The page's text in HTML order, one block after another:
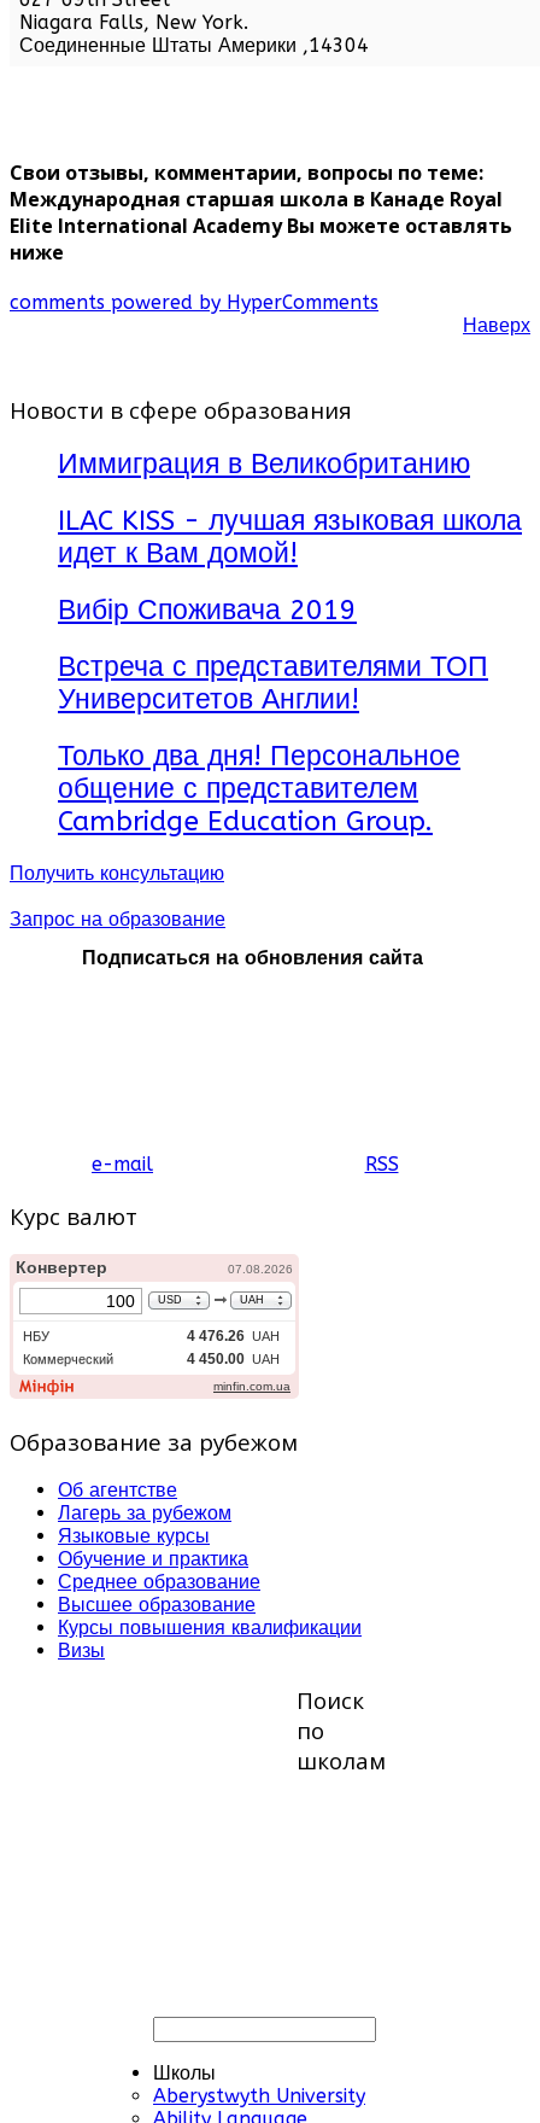
Niagara Falls, New York.
Соединенные Штаты Америки ,14304
Свои отзывы, комментарии, вопросы по теме:
Международная старшая школа в Канаде Royal
Elite International Academy Вы можете оставлять
ниже
comments powered by HyperComments
Наверх
Новости в сфере образования
Иммиграция в Великобританию
ILAC KISS - лучшая языковая школа
идет к Вам домой!
Вибір Споживача 2019
Встреча с представителями ТОП
Университетов Англии!
Только два дня! Персональное
общение с представителем
Cambridge Education Group.
Получить консультацию
Запрос на образование
Подписаться на обновления сайта
e-mail RSS
Курс валют
Образование за рубежом
Об агентстве
Лагерь за рубежом
Языковые курсы
Обучение и практика
Среднее образование
Высшее образование
Курсы повышения квалификации
Визы
Поиск
по
школам
Школы
Aberystwyth University